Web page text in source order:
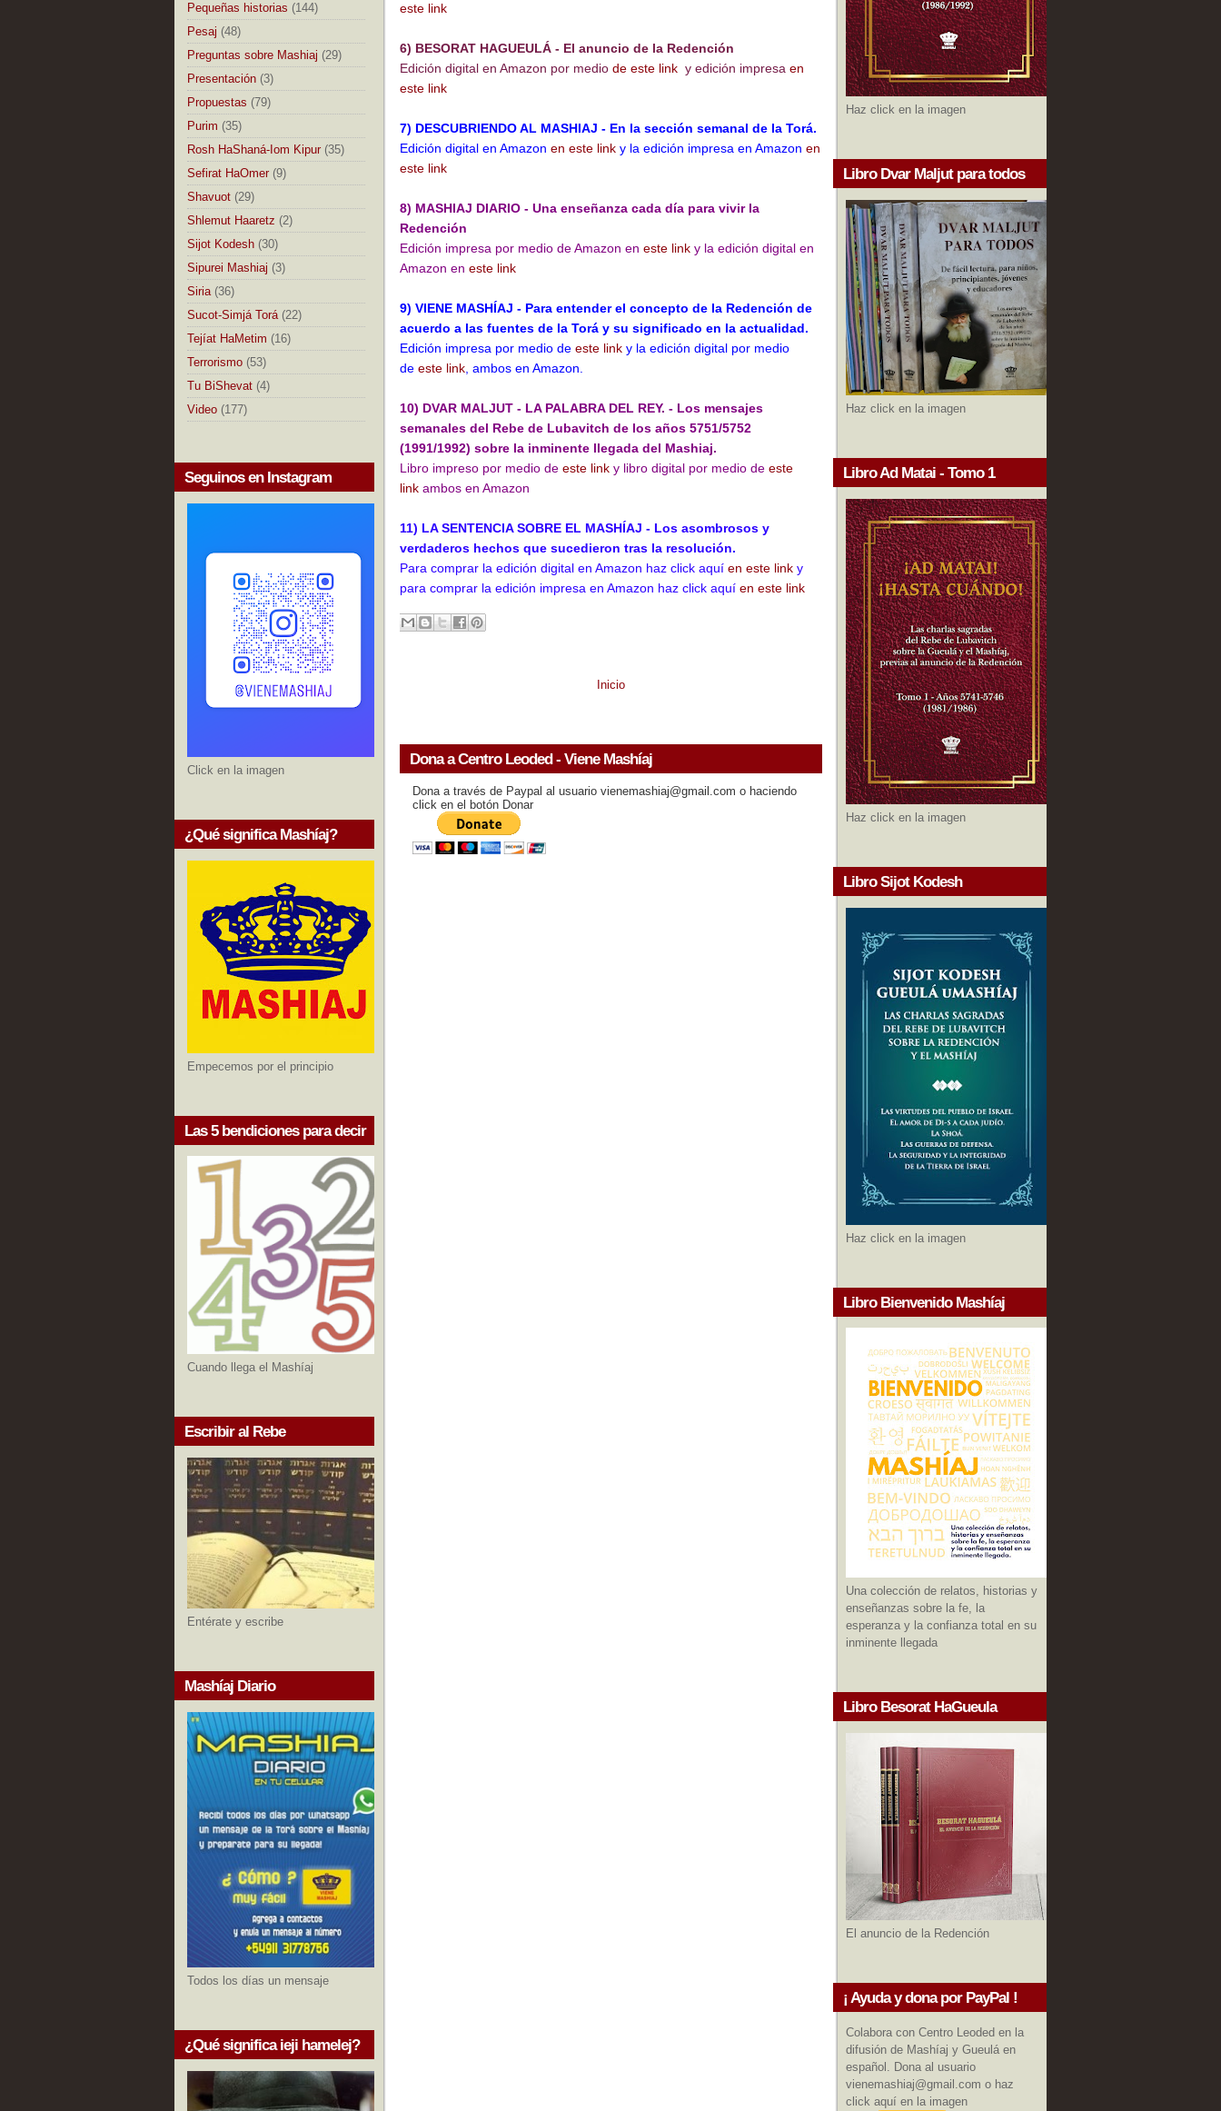
Pequeñas historias (144)
Pesaj (48)
Preguntas sobre Mashiaj (29)
Presentación (3)
Propuestas (79)
Purim (35)
Rosh HaShaná-Iom Kipur (35)
Sefirat HaOmer (9)
Shavuot (29)
Shlemut Haaretz (2)
Sijot Kodesh (30)
Sipurei Mashiaj (3)
Siria (36)
Sucot-Simjá Torá (22)
Tejíat HaMetim (16)
Terrorismo (53)
Tu BiShevat (4)
Video (177)
Seguinos en Instagram
Click en la imagen
¿Qué significa Mashíaj?
Empecemos por el principio
Las 5 bendiciones para decir
Cuando llega el Mashíaj
Escribir al Rebe
Entérate y escribe
Mashíaj Diario
Todos los días un mensaje
¿Qué significa ieji hamelej?
este link
6) BESORAT HAGUEULÁ - El anuncio de la Redención
Edición digital en Amazon por medio de este link y edición impresa en
este link
7) DESCUBRIENDO AL MASHIAJ - En la sección semanal de la Torá.
Edición digital en Amazon en este link y la edición impresa en Amazon en
este link
8) MASHIAJ DIARIO - Una enseñanza cada día para vivir la
Redención
Edición impresa por medio de Amazon en este link y la edición digital en
Amazon en este link
9) VIENE MASHÍAJ - Para entender el concepto de la Redención de
acuerdo a las fuentes de la Torá y su significado en la actualidad.
Edición impresa por medio de este link y la edición digital por medio
de este link , ambos en Amazon.
10) DVAR MALJUT - LA PALABRA DEL REY. - Los mensajes
semanales del Rebe de Lubavitch de los años 5751/5752
(1991/1992) sobre la inminente llegada del Mashiaj.
Libro impreso por medio de este link y libro digital por medio de este
link ambos en Amazon
11) LA SENTENCIA SOBRE EL MASHÍAJ - Los asombrosos y
verdaderos hechos que sucedieron tras la resolución.
Para comprar la edición digital en Amazon haz click aquí en este link y
para comprar la edición impresa en Amazon haz click aquí en este link
Inicio
Dona a Centro Leoded - Viene Mashíaj
Dona a través de Paypal al usuario vienemashiaj@gmail.com o haciendo
click en el botón Donar
Haz click en la imagen
Libro Dvar Maljut para todos
Haz click en la imagen
Libro Ad Matai - Tomo 1
Haz click en la imagen
Libro Sijot Kodesh
Haz click en la imagen
Libro Bienvenido Mashíaj
Una colección de relatos, historias y
enseñanzas sobre la fe, la
esperanza y la confianza total en su
inminente llegada
Libro Besorat HaGueula
El anuncio de la Redención
¡ Ayuda y dona por PayPal !
Colabora con Centro Leoded en la
difusión de Mashíaj y Gueulá en
español. Dona al usuario
vienemashiaj@gmail.com o haz
click aquí en la imagen